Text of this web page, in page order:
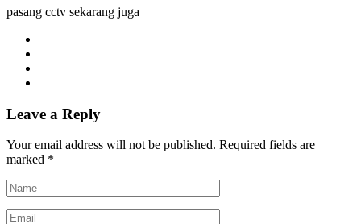
pasang cctv sekarang juga
Leave a Reply
Your email address will not be published. Required fields are
marked *